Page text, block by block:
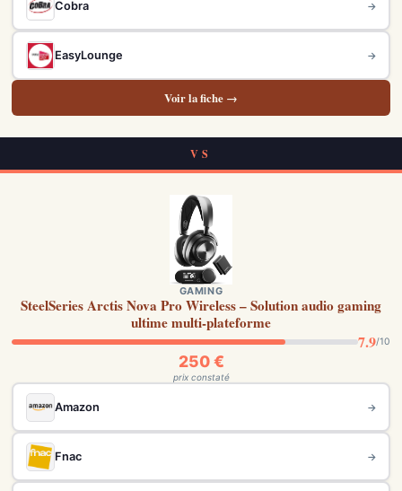
Cobra →
EasyLounge →
Voir la fiche →
VS
GAMING
SteelSeries Arctis Nova Pro Wireless – Solution audio gaming
ultime multi-plateforme
7.9/10
250 €
prix constaté
Amazon →
Fnac →